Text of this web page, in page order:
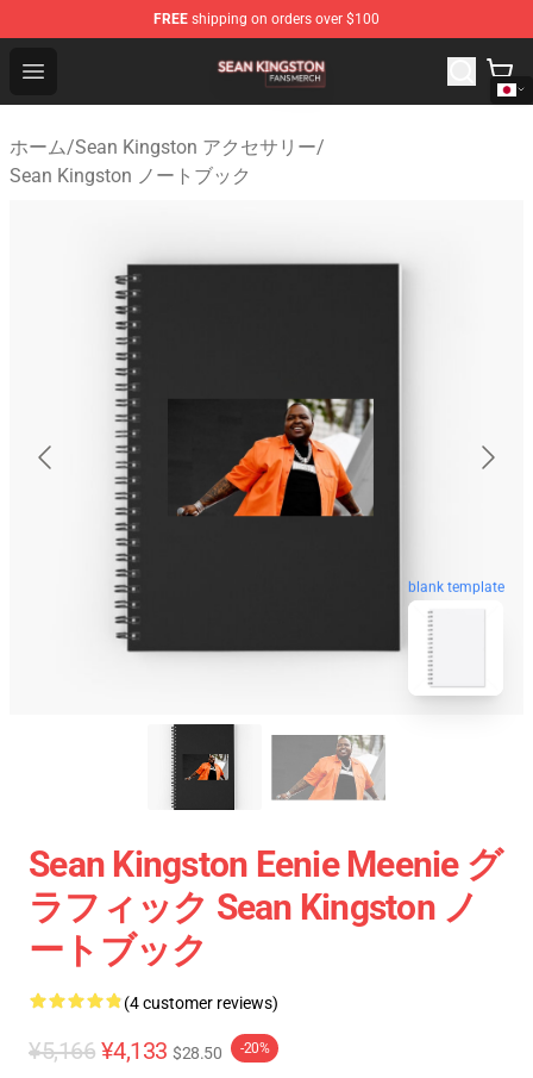
FREE shipping on orders over $100
Open menu
Sean Kingston Shop - Official Sean Kingston
ホーム/Sean Kingston アクセサリー/
Sean Kingston ノートブック
blank template
Sean Kingston Eenie Meenie グ
ラフィック Sean Kingston ノ
ートブック
(4 customer reviews)
¥5,166 ¥4,133 $28.50 -20%